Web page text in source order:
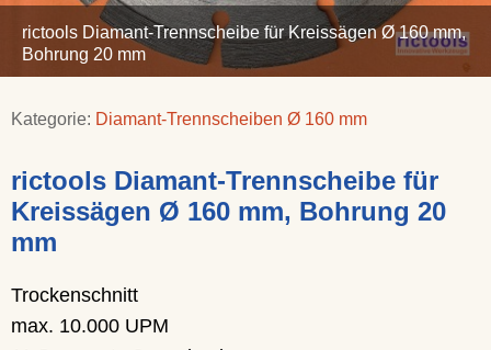
rictools Diamant-Trennscheibe für Kreissägen Ø 160 mm,
Bohrung 20 mm
Kategorie: Diamant-Trennscheiben Ø 160 mm
rictools Diamant-Trennscheibe für
Kreissägen Ø 160 mm, Bohrung 20
mm
Trockenschnitt
max. 10.000 UPM